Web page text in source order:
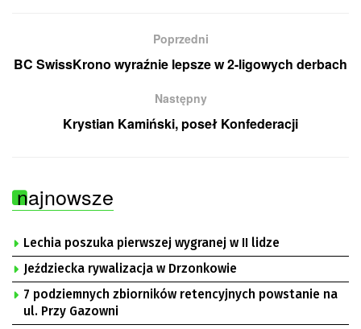
Poprzedni
BC SwissKrono wyraźnie lepsze w 2-ligowych derbach
Następny
Krystian Kamiński, poseł Konfederacji
najnowsze
Lechia poszuka pierwszej wygranej w II lidze
Jeździecka rywalizacja w Drzonkowie
7 podziemnych zbiorników retencyjnych powstanie na
ul. Przy Gazowni